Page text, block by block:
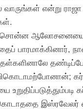
வாருங்கள் என்று
சொன்ன
பாரமாக்கினார்,
இஸ்ரவேலர்